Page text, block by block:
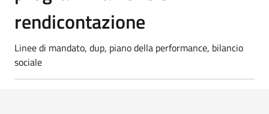
rendicontazione
Linee di mandato, dup, piano della performance, bilancio
sociale